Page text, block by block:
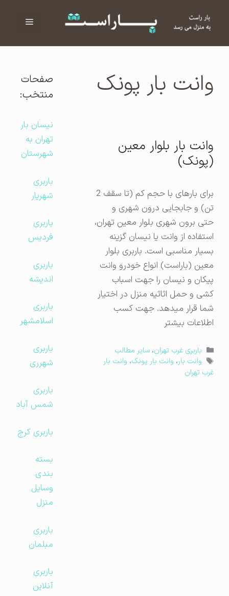
فهرست
وانت بار پونک
وانت بار بلوار معین
(پونک)
برای بارهای با حجم کم (تا سقف 2
تن) و جابجایی درون شهری و
حتی برون شهری بلوار معین تهران،
استفاده از وانت یا نیسان گزینه
بسیار مناسبی است. باربری بلوار
معین (باراست) انواع خودرو وانت
پیکان و نیسان را جهت اسباب
کشی و حمل اثاثیه منزل در اختیار
شما قرار میدهد. جهت کسب
اطلاعات بیشتر
دسته‌ها
باربری غرب تهران ،سایر مطالب
برچسب‌ها
وانت بار،وانت بار پونک،وانت بار
غرب تهران
صفحات
منتخب:
نیسان بار
تهران به
شهرستان
باربری
شهریار
باربری
فردیس
باربری
اندیشه
باربری
اسلامشهر
باربری
شهرری
باربری
شمس آباد
باربری کرج
بسته
بندی
وسایل
منزل
باربری
مبلمان
باربری
آنلاین